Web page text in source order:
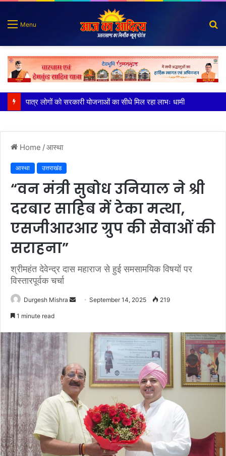
Menu
Home /आस्था
आस्था उत्तराखंड
“वन मंत्री सुबोध उनियाल ने श्री
दरबार साहिब में टेका मत्था,
एसजीआरआर ग्रुप की सेवाओं की
सराहना”
श्रीमहंत देवेन्द्र दास महाराज से हुई समसामयिक विषयों पर
विस्तारपूर्वक चर्चा
Durgesh Mishra
Send September 14, 2025 219
1 minute read